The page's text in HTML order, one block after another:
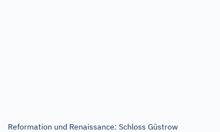
Reformation und Renaissance: Schloss Güstrow